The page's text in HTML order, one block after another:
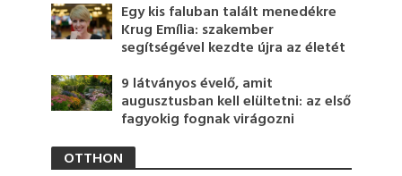
Egy kis faluban talált menedékre
Krug Emília: szakember
segítségével kezdte újra az életét
9 látványos évelő, amit
augusztusban kell elültetni: az első
fagyokig fognak virágozni
OTTHON